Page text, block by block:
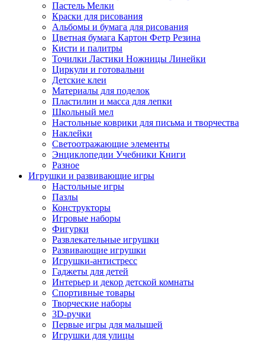
Пастель Мелки
Краски для рисования
Альбомы и бумага для рисования
Цветная бумага Картон Фетр Резина
Кисти и палитры
Точилки Ластики Ножницы Линейки
Циркули и готовальни
Детские клеи
Материалы для поделок
Пластилин и масса для лепки
Школьный мел
Настольные коврики для письма и творчества
Наклейки
Светоотражающие элементы
Энциклопедии Учебники Книги
Разное
Игрушки и развивающие игры
Настольные игры
Пазлы
Конструкторы
Игровые наборы
Фигурки
Развлекательные игрушки
Развивающие игрушки
Игрушки-антистресс
Гаджеты для детей
Интерьер и декор детской комнаты
Спортивные товары
Творческие наборы
3D-ручки
Первые игры для малышей
Игрушки для улицы